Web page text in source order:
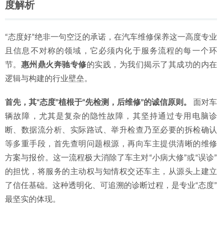
度解析
“态度好”绝非一句空泛的承诺，在汽车维修保养这一高度专业
且信息不对称的领域，它必须内化于服务流程的每一个环
节。 惠州鼎火奔驰专修的实践，为我们揭示了其成功的内在
逻辑与构建的行业壁垒。
首先，其“态度”植根于“先检测，后维修”的诚信原则。
面对车
辆故障，尤其是复杂的隐性故障，其坚持通过专用电脑诊
断、数据流分析、实际路试、举升检查乃至必要的拆检确认
等多重手段，首先查明问题根源，再向车主提供清晰的维修
方案与报价。这一流程极大消除了车主对“小病大修”或“误诊”
的担忧，将服务的主动权与知情权交还车主，从源头上建立
了信任基础。这种透明化、可追溯的诊断过程，是专业“态度”
最坚实的体现。